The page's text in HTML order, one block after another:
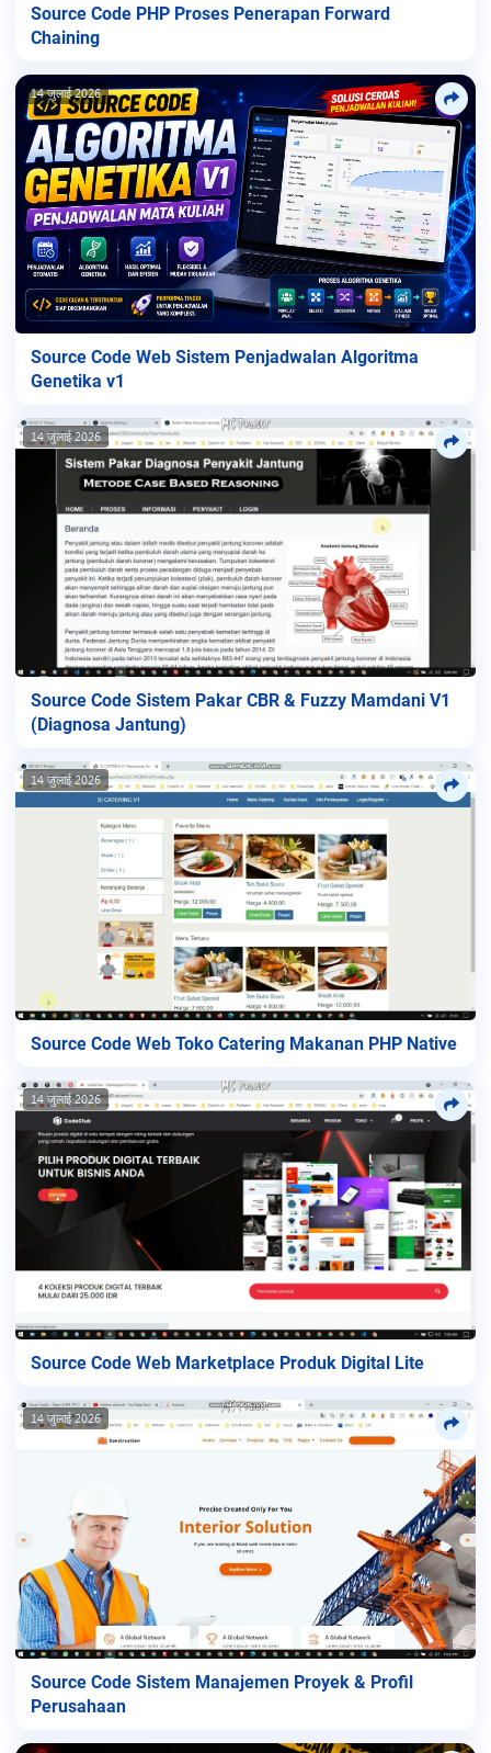
Source Code PHP Proses Penerapan Forward
Chaining
14 जुलाई 2026
Source Code Web Sistem Penjadwalan Algoritma
Genetika v1
14 जुलाई 2026
Source Code Sistem Pakar CBR & Fuzzy Mamdani V1
(Diagnosa Jantung)
14 जुलाई 2026
Source Code Web Toko Catering Makanan PHP Native
14 जुलाई 2026
Source Code Web Marketplace Produk Digital Lite
14 जुलाई 2026
Source Code Sistem Manajemen Proyek & Profil
Perusahaan